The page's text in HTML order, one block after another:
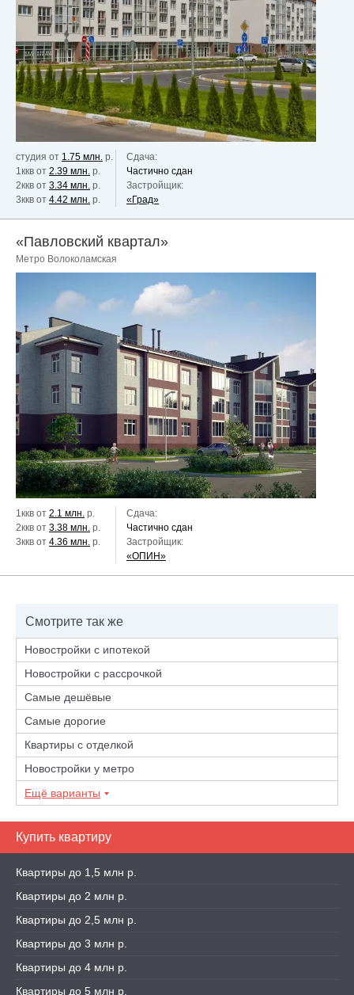
студия от 1.75 млн. р.
1ккв от 2.39 млн. р.
2ккв от 3.34 млн. р.
3ккв от 4.42 млн. р.
Сдача:
Частично сдан
Застройщик:
«Град»
«Павловский квартал»
Метро Волоколамская
1ккв от 2.1 млн. р.
2ккв от 3.38 млн. р.
3ккв от 4.36 млн. р.
Сдача:
Частично сдан
Застройщик:
«ОПИН»
Смотрите так же
Новостройки с ипотекой
Новостройки с рассрочкой
Самые дешёвые
Самые дорогие
Квартиры с отделкой
Новостройки у метро
Ещё варианты
Купить квартиру
Квартиры до 1,5 млн р.
Квартиры до 2 млн р.
Квартиры до 2,5 млн р.
Квартиры до 3 млн р.
Квартиры до 4 млн р.
Квартиры до 5 млн р.